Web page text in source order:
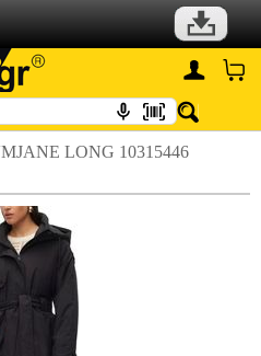
LONG 10315446